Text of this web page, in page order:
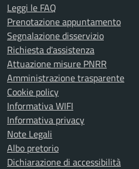
Leggi le FAQ
Prenotazione appuntamento
Segnalazione disservizio
Richiesta d'assistenza
Attuazione misure PNRR
Amministrazione trasparente
Cookie policy
Informativa WIFI
Informativa privacy
Note Legali
Albo pretorio
Dichiarazione di accessibilità